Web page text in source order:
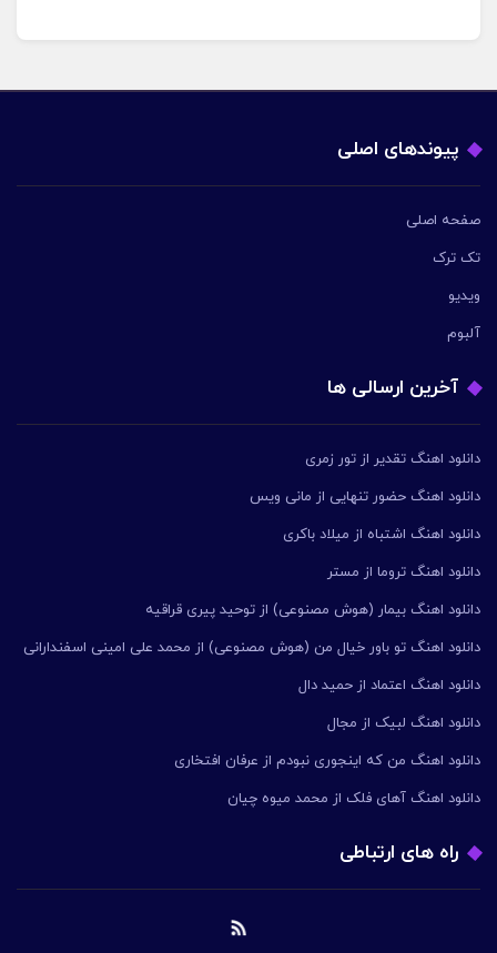
پیوندهای اصلی
صفحه اصلی
تک ترک
ویدیو
آلبوم
آخرین ارسالی ها
دانلود اهنگ تقدیر از تور زمری
دانلود اهنگ حضور تنهایی از مانی ویس
دانلود اهنگ اشتباه از میلاد باکری
دانلود اهنگ تروما از مستر
دانلود اهنگ بیمار (هوش مصنوعی) از توحید پیری قراقیه
دانلود اهنگ تو باور خیال من (هوش مصنوعی) از محمد علی امینی اسفندارانی
دانلود اهنگ اعتماد از حمید دال
دانلود اهنگ لبیک از مجال
دانلود اهنگ من که اینجوری نبودم از عرفان افتخاری
دانلود اهنگ آهای فلک از محمد میوه چیان
راه های ارتباطی